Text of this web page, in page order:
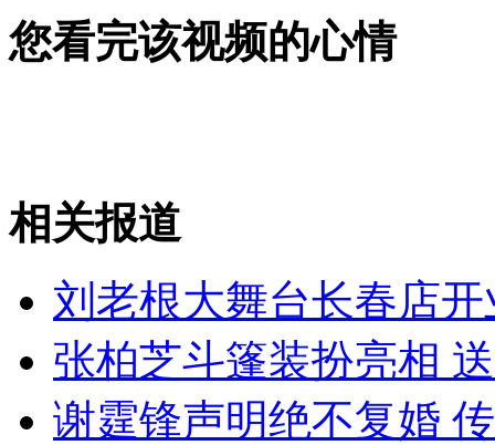
无痛分娩是否安全 医生回应
外交部：反对强权政治霸凌主义
您看完该视频的心情
相关报道
刘老根大舞台长春店
张柏芝斗篷装扮亮相
谢霆锋声明绝不复婚